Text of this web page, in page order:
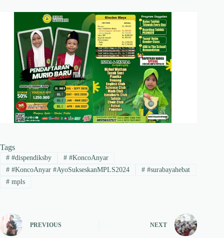
Tags
##dispendiksby ##KoncoAnyar
##KoncoAnyar #AyoSukseskanMPLS2024 ##surabayahebat
#mpls
PREVIOUS NEXT